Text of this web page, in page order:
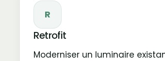
R
Retrofit
Moderniser un luminaire